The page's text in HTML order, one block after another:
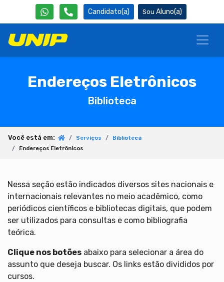
Candidato(a) Aluno(a)
Endereços Eletrônicos
Biblioteca
Você está em: Serviços
Biblioteca
Endereços Eletrônicos
Nessa seção estão indicados diversos sites nacionais e
internacionais relevantes no meio acadêmico, como
periódicos científicos e bibliotecas digitais, que podem
ser utilizados para consultas e como bibliografia
teórica.
Clique nos botões abaixo para selecionar a área do
assunto que deseja buscar. Os links estão divididos por
cursos.